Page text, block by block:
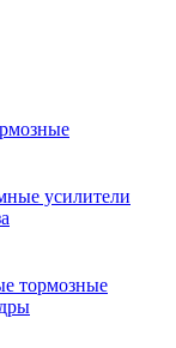
усилители
тормозные